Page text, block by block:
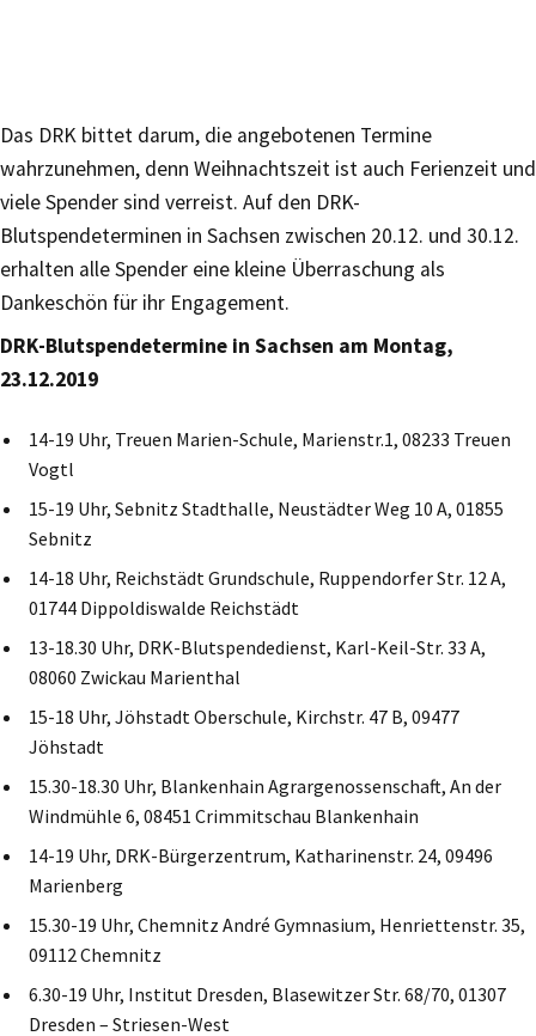
Das DRK bittet darum, die angebotenen Termine
wahrzunehmen, denn Weihnachtszeit ist auch Ferienzeit und
viele Spender sind verreist. Auf den DRK-
Blutspendeterminen in Sachsen zwischen 20.12. und 30.12.
erhalten alle Spender eine kleine Überraschung als
Dankeschön für ihr Engagement.
DRK-Blutspendetermine in Sachsen am Montag,
23.12.2019
14-19 Uhr, Treuen Marien-Schule, Marienstr.1, 08233 Treuen
Vogtl
15-19 Uhr, Sebnitz Stadthalle, Neustädter Weg 10 A, 01855
Sebnitz
14-18 Uhr, Reichstädt Grundschule, Ruppendorfer Str. 12 A,
01744 Dippoldiswalde Reichstädt
13-18.30 Uhr, DRK-Blutspendedienst, Karl-Keil-Str. 33 A,
08060 Zwickau Marienthal
15-18 Uhr, Jöhstadt Oberschule, Kirchstr. 47 B, 09477
Jöhstadt
15.30-18.30 Uhr, Blankenhain Agrargenossenschaft, An der
Windmühle 6, 08451 Crimmitschau Blankenhain
14-19 Uhr, DRK-Bürgerzentrum, Katharinenstr. 24, 09496
Marienberg
15.30-19 Uhr, Chemnitz André Gymnasium, Henriettenstr. 35,
09112 Chemnitz
6.30-19 Uhr, Institut Dresden, Blasewitzer Str. 68/70, 01307
Dresden – Striesen-West